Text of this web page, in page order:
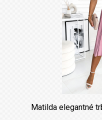
Matilda elegantné